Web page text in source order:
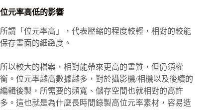
位元率高低的影響
所謂「位元率高」，代表壓縮的程度較輕，相對的較能
保存畫面的細緻度。
所以較大的檔案，相對能帶來更高的畫質，但仍須權
衡。位元率越高數據越多，對於攝影機/相機以及後續的
編輯後製，所需要的頻寬、儲存空間也就相對的高許
多。這也就是為什麼長時間錄製高位元率素材，容易造